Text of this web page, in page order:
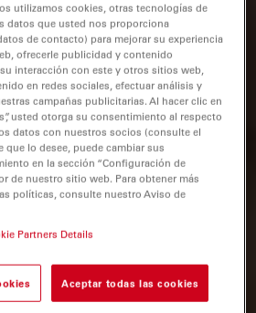
utilizamos cookies, otras tecnologías de
datos que usted nos proporciona
de contacto) para mejorar su experiencia
ofrecerle publicidad y contenido
interacción con este y otros sitios web,
en redes sociales, efectuar análisis y
campañas publicitarias. Al hacer clic en
usted otorga su consentimiento al respecto
datos con nuestros socios (consulte el
que lo desee, puede cambiar sus
en la sección “Configuración de
de nuestro sitio web. Para obtener más
políticas, consulte nuestro Aviso de
Partners Details
Aceptar todas las cookies